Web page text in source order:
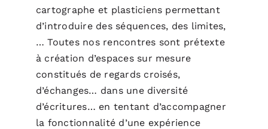
cartographe et plasticiens permettant
d’introduire des séquences, des limites,
… Toutes nos rencontres sont prétexte
à création d’espaces sur mesure
constitués de regards croisés,
d’échanges… dans une diversité
d’écritures… en tentant d’accompagner
la fonctionnalité d’une expérience